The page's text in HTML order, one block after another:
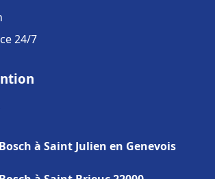
24/7
à Saint Julien en Genevois